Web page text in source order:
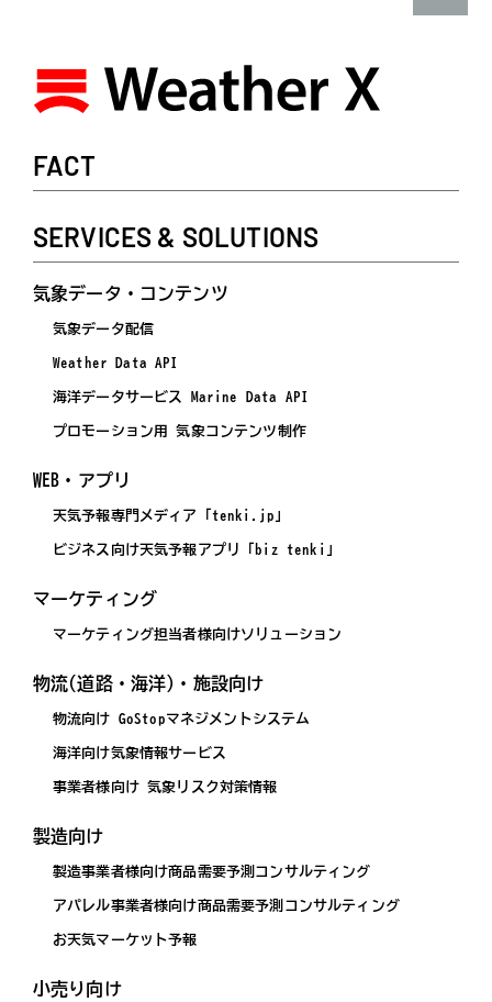
FACT
SERVICES & SOLUTIONS
気象データ・コンテンツ
気象データ配信
Weather Data API
海洋データサービス Marine Data API
プロモーション用 気象コンテンツ制作
WEB・アプリ
天気予報専門メディア「tenki.jp」
ビジネス向け天気予報アプリ「biz tenki」
マーケティング
マーケティング担当者様向けソリューション
物流(道路・海洋)・施設向け
物流向け GoStopマネジメントシステム
海洋向け気象情報サービス
事業者様向け 気象リスク対策情報
製造向け
製造事業者様向け商品需要予測コンサルティング
アパレル事業者様向け商品需要予測コンサルティング
お天気マーケット予報
小売り向け